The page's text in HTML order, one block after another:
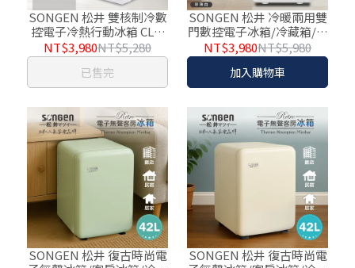
SONGEN 松井 雙核制冷數
控電子冷熱行動冰箱 CLT-
20LE 白
NT$3,980NT$5,280
已售完
SONGEN 松井 冷暖兩用雙
門數控電子冰箱/冷藏箱/保
溫箱/行動冰箱 CLT-18LE
NT$3,980NT$5,980
加入購物車
SONGEN 松井 復古時尚電
SONGEN 松井 復古時尚電